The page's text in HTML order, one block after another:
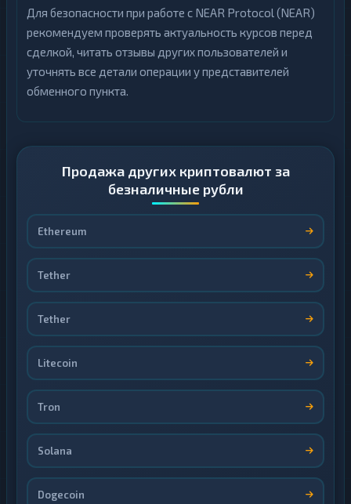
Для безопасности при работе с NEAR Protocol (NEAR)
рекомендуем проверять актуальность курсов перед
сделкой, читать отзывы других пользователей и
уточнять все детали операции у представителей
обменного пункта.
Продажа других криптовалют за
безналичные рубли
Ethereum
Tether
Tether
Litecoin
Tron
Solana
Dogecoin